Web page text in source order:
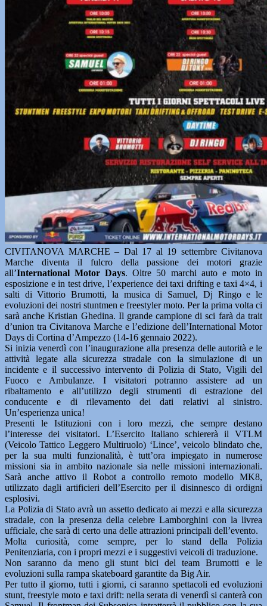
CIVITANOVA MARCHE – Dal 17 al 19 settembre Civitanova
Marche diventa il fulcro della passione dei motori grazie
all’International Motor Days. Oltre 50 marchi auto e moto in
esposizione e in test drive, l’experience dei taxi drifting e taxi 4×4, i
salti di Vittorio Brumotti, la musica di Samuel, Dj Ringo e le
evoluzioni dei nostri stuntmen e freestyler moto. Per la prima volta ci
sarà anche Kristian Ghedina. Il grande campione di sci farà da trait
d’union tra Civitanova Marche e l’edizione dell’International Motor
Days di Cortina d’Ampezzo (14-16 gennaio 2022).
Si inizia venerdì con l’inaugurazione alla presenza delle autorità e le
attività legate alla sicurezza stradale con la simulazione di un
incidente e il successivo intervento di Polizia di Stato, Vigili del
Fuoco e Ambulanze. I visitatori potranno assistere ad un
ribaltamento e all’utilizzo degli strumenti di estrazione del
conducente e di rilevamento dei dati relativi al sinistro.
Un’esperienza unica!
Presenti le Istituzioni con i loro mezzi, che sempre destano
l’interesse dei visitatori. L’Esercito Italiano schiererà il VTLM
(Veicolo Tattico Leggero Multiruolo) ‘Lince’, veicolo blindato che,
per la sua multi funzionalità, è tutt’ora impiegato in numerose
missioni sia in ambito nazionale sia nelle missioni internazionali.
Sarà anche attivo il Robot a controllo remoto modello MK8,
utilizzato dagli artificieri dell’Esercito per il disinnesco di ordigni
esplosivi.
La Polizia di Stato avrà un assetto dedicato ai mezzi e alla sicurezza
stradale, con la presenza della celebre Lamborghini con la livrea
ufficiale, che sarà di certo una delle attrazioni principali dell’evento.
Molta curiosità, come sempre, per lo stand della Polizia
Penitenziaria, con i propri mezzi e i suggestivi veicoli di traduzione.
Non saranno da meno gli stunt bici del team Brumotti e le
evoluzioni sulla rampa skateboard garantite da Big Air.
Per tutto il giorno, tutti i giorni, ci saranno spettacoli ed evoluzioni
stunt, freestyle moto e taxi drift: nella serata di venerdì si canterà con